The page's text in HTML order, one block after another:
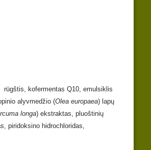
kofermentas Q10, emulsiklis
alyvmedžio (Olea europaea) lapų
longa) ekstraktas, pluoštinių
piridoksino hidrochloridas,